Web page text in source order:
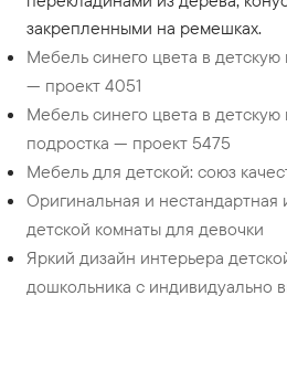
закрепленными на ремешках.
Мебель синего цвета в детскую
— проект 4051
Мебель синего цвета в
подростка — проект 5475
Мебель для детской: союз
Оригинальная и
детской комнаты для девочки
Яркий дизайн интерьера
дошкольника с индивидуально